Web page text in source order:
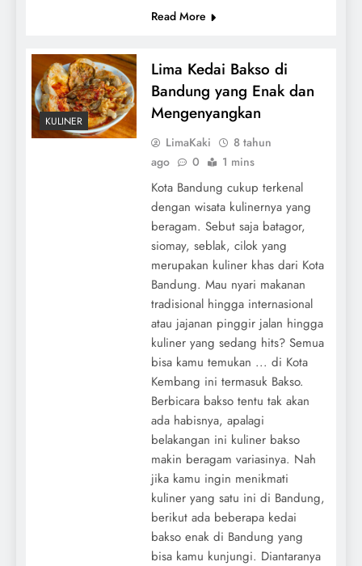
Read More
KULINER
Lima Kedai Bakso di
Bandung yang Enak dan
Mengenyangkan
LimaKaki
8 tahun
ago
0 1 mins
Kota Bandung cukup terkenal
dengan wisata kulinernya yang
beragam. Sebut saja batagor,
siomay, seblak, cilok yang
merupakan kuliner khas dari Kota
Bandung. Mau nyari makanan
tradisional hingga internasional
atau jajanan pinggir jalan hingga
kuliner yang sedang hits? Semua
bisa kamu temukan ... di Kota
Kembang ini termasuk Bakso.
Berbicara bakso tentu tak akan
ada habisnya, apalagi
belakangan ini kuliner bakso
makin beragam variasinya. Nah
jika kamu ingin menikmati
kuliner yang satu ini di Bandung,
berikut ada beberapa kedai
bakso enak di Bandung yang
bisa kamu kunjungi. Diantaranya